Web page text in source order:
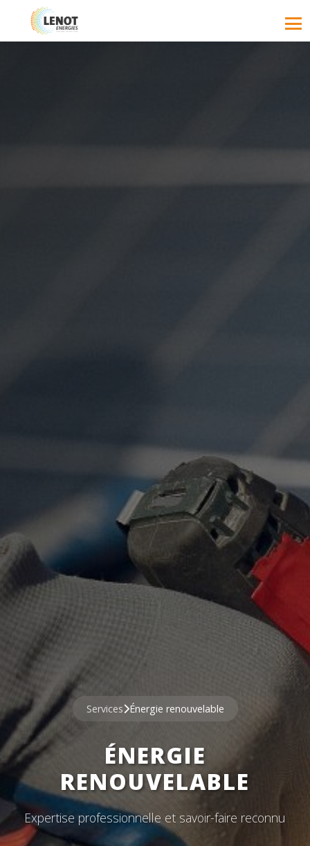
Services Énergie renouvelable
ÉNERGIE
RENOUVELABLE
Expertise professionnelle et savoir-faire reconnu